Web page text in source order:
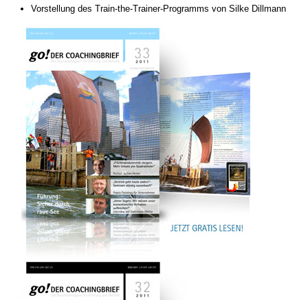
Vorstellung des Train-the-Trainer-Programms von Silke Dillmann